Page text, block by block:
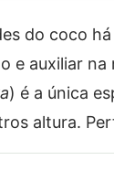
do coco
e auxiliar
) é a única
altura.